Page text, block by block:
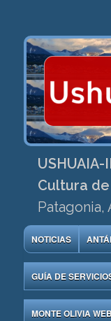
Cultura
Patagonia,
NOTICIAS
GUÍA DE
MONTE OLIVIA